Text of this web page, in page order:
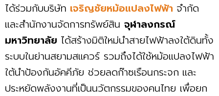
ได้ร่วมกับบริษัท เจริญชัยหม้อแปลงไฟฟ้า จำกัด
และสำนักงานจัดการทรัพย์สิน จุฬาลงกรณ์
มหาวิทยาลัย ได้สร้างมิติใหม่นำสายไฟฟ้าลงใต้ดินทั้ง
ระบบในย่านสยามสแควร์ รวมถึงได้ใช้หม้อแปลงไฟฟ้า
ใต้นำป้องกันอัคคีภัย ช่วยลดก๊าซเรือนกระจก และ
ประหยัดพลังงานที่เป็นนวัตกรรมของคนไทย เพื่อยก